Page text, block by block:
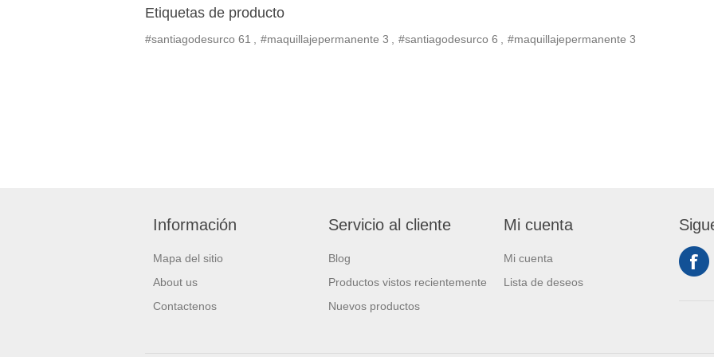
Etiquetas de producto
#santiagodesurco 61 #maquillajepermanente 3 #santiagodesurco 6 #maquillajepermanente 3
Información
Mapa del sitio
About us
Contactenos
Servicio al cliente
Blog
Productos vistos recientemente
Nuevos productos
Mi cuenta
Mi cuenta
Lista de deseos